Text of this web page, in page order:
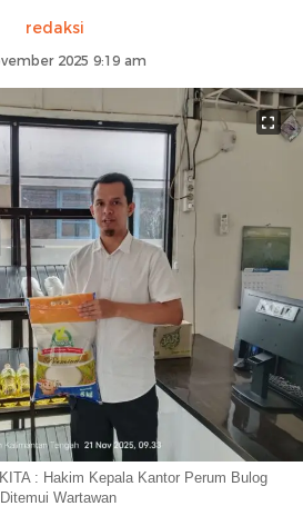
redaksi
2025 9:19 am
: Hakim Kepala Kantor Perum Bulog
Wartawan